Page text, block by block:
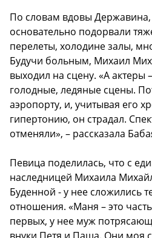
По словам вдовы Державина,
основательно подорвали
перелеты, холодине залы,
Будучи больным, Михаил
выходил на сцену. «А актеры
голодные, ледяные сцены.
аэропорту, и, учитывая его
гипертонию, он страдал.
отменяли», – рассказала
Певица поделилась, что с
наследницей Михаила
Буденной - у нее сложились
отношения. «Маня – это
первых, у нее муж